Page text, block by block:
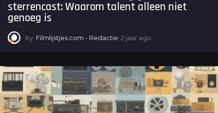
sterrencast: Waarom talent alleen niet
genoeg is
by Filmlijstjes.com - Redactie 2 jaar ago
a
r
a
g
o